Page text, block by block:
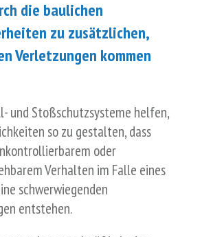
die baulichen
zu zusätzlichen,
Verletzungen kommen
und Stoßschutzsysteme helfen,
so zu gestalten, dass
oder
Verhalten im Falle eines
schwerwiegenden
entstehen.